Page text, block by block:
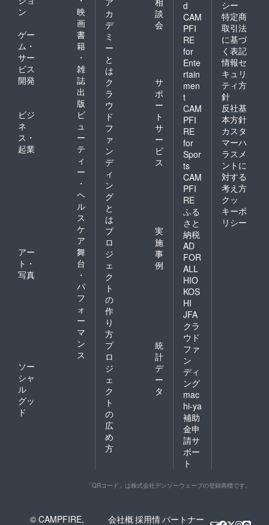
ン
映
画
ゲー
ム・
サー
ビス
開発
書
籍
・
雑
誌
出
版
ビジ
ネ
ス・
起業
ビ
ュ
ー
テ
ィ
ー
・
ヘ
ル
ス
ケ
ア
アー
ト・
写真
舞
台
・
パ
フ
ォ
ー
マ
ン
ス
ソー
シャ
ル
グッ
ド
カ
デ
ミ
ー
と
は
談
会
ク
ラ
ウ
ド
フ
ァ
ン
デ
ィ
ン
グ
と
は
サ
ポ
ー
ト
サ
ー
ビ
ス
プ
ロ
ジ
ェ
ク
ト
の
作
り
方
実
施
事
例
プ
ロ
ジ
ェ
ク
ト
の
広
め
方
統
計
デ
ー
タ
d
CAM
PFI
RE
for
Ente
rtain
men
t
CAM
PFI
RE
for
Spor
ts
CAM
PFI
RE
ふる
さと
納税
AD
FOR
ALL
HIO
KOS
HI
JFA
クラ
ウド
ファ
ン
ディ
ング
mac
hi-ya
補助
金申
請サ
ポー
ト
シー
特定商
取引法
に基づ
く表記
情報セ
キュリ
ティ方
針
反社基
本方針
カスタ
マーハ
ラスメ
ントに
対する
考え方
クッ
キーポ
リシー
「QRコード」は株式会社デンソーウェーブの登録商標です。
© CAMPFIRE,
会社概採用情パートナー